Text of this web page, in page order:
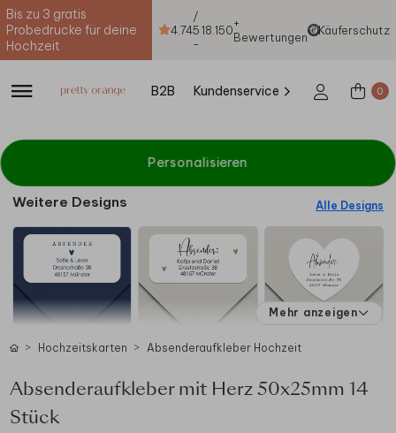
Bis zu 3 gratis
Probedrucke für deine
Hochzeit
4.74
/
5
-
18.150+
Bewertungen
Käuferschutz
B2B Kundenservice 0
Personalisieren
Weitere Designs Alle Designs
Mehr anzeigen
Hochzeitskarten Absenderaufkleber Hochzeit
Absenderaufkleber mit Herz 50x25mm 14
Stück